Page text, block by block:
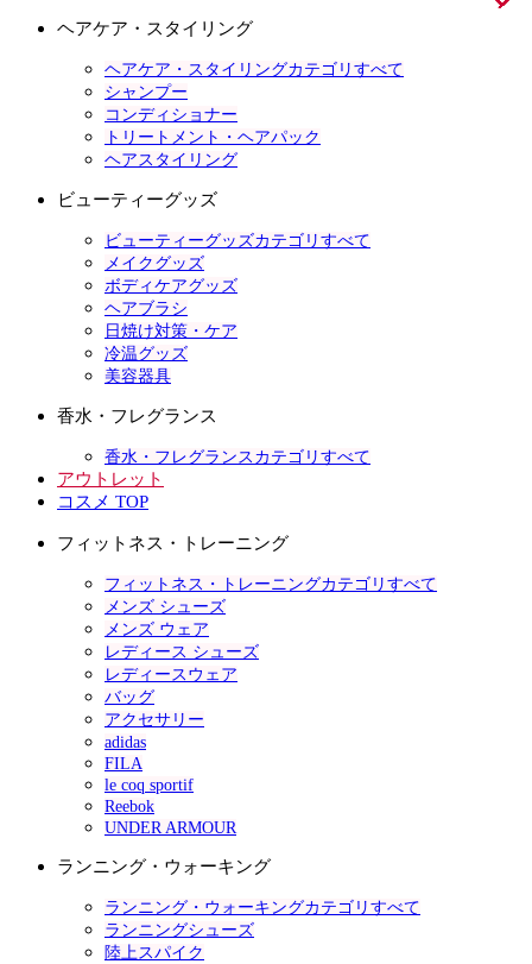
ヘアケア・スタイリング
ヘアケア・スタイリングカテゴリすべて
シャンプー
コンディショナー
トリートメント・ヘアパック
ヘアスタイリング
ビューティーグッズ
ビューティーグッズカテゴリすべて
メイクグッズ
ボディケアグッズ
ヘアブラシ
日焼け対策・ケア
冷温グッズ
美容器具
香水・フレグランス
香水・フレグランスカテゴリすべて
アウトレット
コスメ TOP
フィットネス・トレーニング
フィットネス・トレーニングカテゴリすべて
メンズ シューズ
メンズ ウェア
レディース シューズ
レディースウェア
バッグ
アクセサリー
adidas
FILA
le coq sportif
Reebok
UNDER ARMOUR
ランニング・ウォーキング
ランニング・ウォーキングカテゴリすべて
ランニングシューズ
陸上スパイク